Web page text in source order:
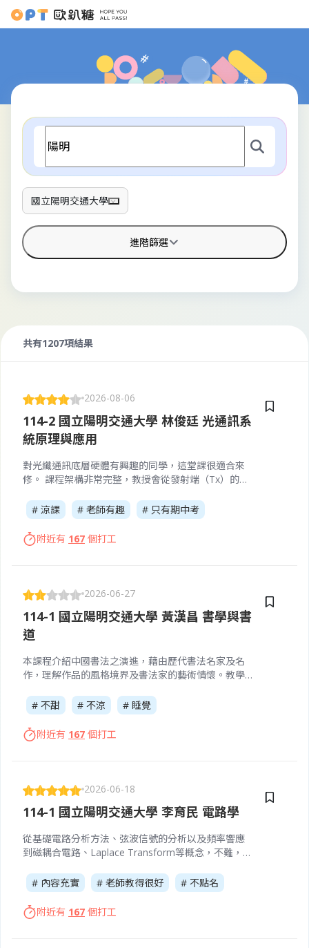
國立陽明交通大學
進階篩選
共有1207項結果
2026-08-06
114-2 國立陽明交通大學 林俊廷 光通訊系
統原理與應用
​對光纖通訊底層硬體有興趣的同學，這堂課很適合來
修。 ​課程架構非常完整，教授會從發射端（Tx）的雷
變器產生 QPSK 訊號；接著帶入光纖通道中 EDFA 放
大器的運作與 ASE 雜訊；最後是接收端（Rx）的散粒/
熱雜訊計算以及同調接收技術。 ​雖然中間會用到不少
微積分跟機率來推導 Q-factor 和接收靈敏度，一開始
死背公式。這門課也會介紹半導體元件、數學推導跟
通訊系統架構。把考古題的計算題和名詞解釋好好弄
懂，期中考不會太難！
# 涼課 # 老師有趣 # 只有期中考
附近有 167 個打工
2026-06-27
114-1 國立陽明交通大學 黃漢昌 書學與書
道
本課程介紹中國書法之演進，藉由歷代書法名家及名
作，理解作品的風格境界及書法家的藝術情懷。教學
解書法藝術在中國文化史上的地位。 3.理解中國歷代
書法名家名作及其風格特色。 4.具備書法藝術之書寫
與欣賞能力並能初步從事書法創作。
# 不甜 # 不涼 # 睡覺
附近有 167 個打工
2026-06-18
114-1 國立陽明交通大學 李育民 電路學
從基礎電路分析方法、弦波信號的分析以及頻率響應
到磁耦合電路、Laplace Transform等概念，不難，評
個幾題講義與課本習題就好。
# 內容充實 # 老師教得很好 # 不點名
附近有 167 個打工